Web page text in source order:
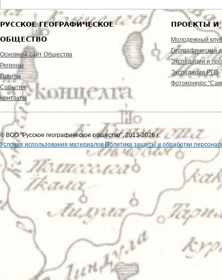
РУССКОЕ ГЕОГРАФИЧЕСКОЕ
ОБЩЕСТВО
Основной сайт Общества
Регионы
Гранты
События
Контакты
ПРОЕКТЫ И
Молодежный клуб
Географический
Экспедиции и
Экспедиции РГО
Фотоконкурс
© ВОО "Русское географическое общество", 2013-2026 г.
Условия использования материалов Политика защиты и обработки